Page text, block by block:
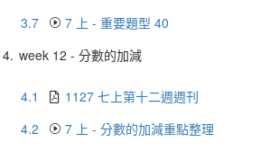
3.7
7 上 - 重要題型 40
4. week 12 - 分數的加減
4.1
1127 七上第十二週週刊
4.2
7 上 - 分數的加減重點整理